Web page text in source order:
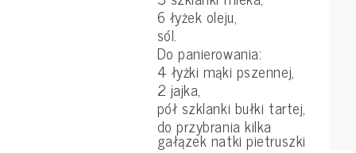
6 łyżek oleju,
sól.
Do panierowania:
4 łyżki mąki pszennej,
2 jajka,
pół szklanki bułki tartej,
do przybrania kilka
gałązek natki pietruszki